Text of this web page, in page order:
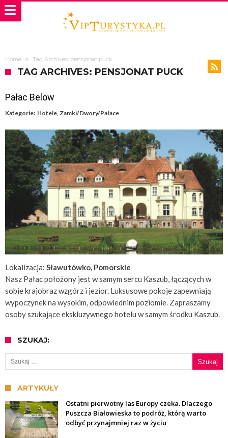
Home Tag Archives: pensjonat puck
TAG ARCHIVES: PENSJONAT PUCK
Pałac Below
Kategorie: Hotele,Zamki/Dwory/Pałace
Lokalizacja: Sławutówko, Pomorskie
Nasz Pałac położony jest w samym sercu Kaszub, łączących w
sobie krajobraz wzgórz i jezior. Luksusowe pokoje zapewniają
wypoczynek na wysokim, odpowiednim poziomie. Zapraszamy
osoby szukające ekskluzywnego hotelu w samym środku Kaszub.
SZUKAJ:
Szukaj:
ARTYKUŁY
Ostatni pierwotny las Europy czeka. Dlaczego
Puszcza Białowieska to podróż, którą warto
odbyć przynajmniej raz w życiu